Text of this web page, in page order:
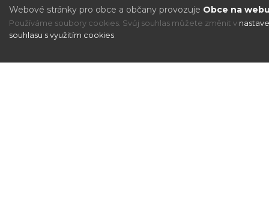
Webové stránky pro obce a občany provozuje Obce na
Používáme soubory cookies. Svůj souhlas můžete změnit v
souhlasu s využitím cookies